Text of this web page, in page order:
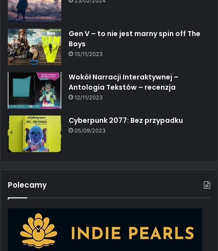
Gen V – to nie jest marny spin off The
Boys
15/11/2023
Wokół Narracji Interaktywnej –
Antologia Tekstów – recenzja
12/11/2023
Cyberpunk 2077: Bez przypadku
05/09/2023
Polecamy